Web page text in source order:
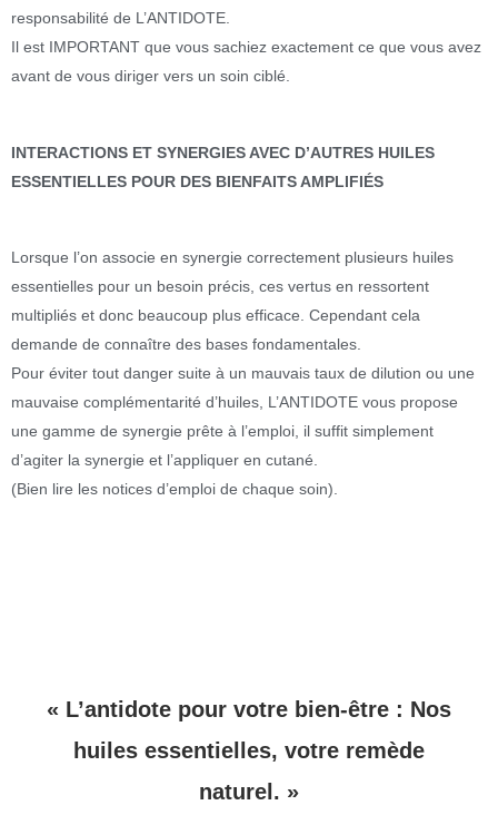
responsabilité de L’ANTIDOTE.
Il est IMPORTANT que vous sachiez exactement ce que vous avez
avant de vous diriger vers un soin ciblé.
INTERACTIONS ET SYNERGIES AVEC D’AUTRES HUILES
ESSENTIELLES POUR DES BIENFAITS AMPLIFIÉS
Lorsque l’on associe en synergie correctement plusieurs huiles
essentielles pour un besoin précis, ces vertus en ressortent
multipliés et donc beaucoup plus efficace. Cependant cela
demande de connaître des bases fondamentales.
Pour éviter tout danger suite à un mauvais taux de dilution ou une
mauvaise complémentarité d’huiles, L’ANTIDOTE vous propose
une gamme de synergie prête à l’emploi, il suffit simplement
d’agiter la synergie et l’appliquer en cutané.
(Bien lire les notices d’emploi de chaque soin).
« L’antidote pour votre bien-être : Nos
huiles essentielles, votre remède
naturel. »